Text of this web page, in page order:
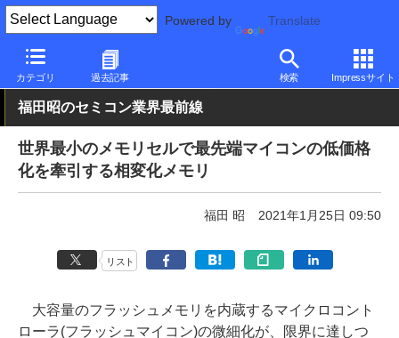
Powered by Translate
カテゴリ 過去記事 検索 Impressサイト
PC Watch 市場 技術
福田昭のセミコン業界最前線
世界最小のメモリセルで最先端マイコンの低価格
化を牽引する相変化メモリ
福田 昭 2021年1月25日 09:50
リスト
大容量のフラッシュメモリを内蔵するマイクロコント
ローラ(フラッシュマイコン)の微細化が、限界に達しつ